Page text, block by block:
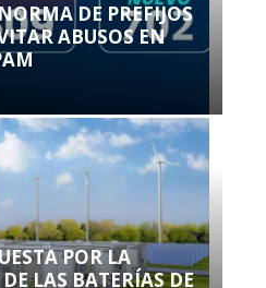
DE PREFIJOS
ABUSOS EN
POR LA
LAS BATERÍAS DE